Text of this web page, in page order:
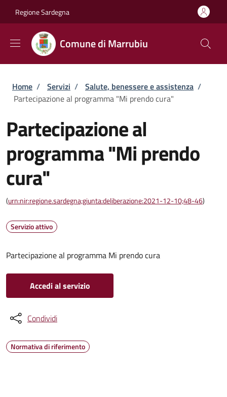
Regione Sardegna
Comune di Marrubiu
Briciole di pane
Home / Servizi / Salute, benessere e assistenza /
Partecipazione al programma "Mi prendo cura"
Partecipazione al
programma "Mi prendo
cura"
(urn:nir:regione.sardegna;giunta:deliberazione:2021-12-10;48-46)
Servizio attivo
Partecipazione al programma Mi prendo cura
Accedi al servizio
Condividi
Normativa di riferimento